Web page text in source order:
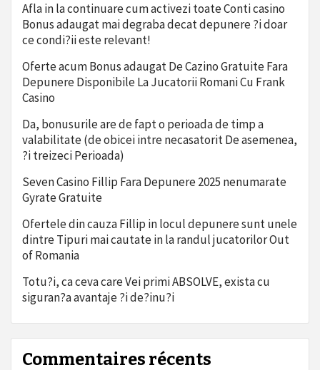
Afla in la continuare cum activezi toate Conti casino
Bonus adaugat mai degraba decat depunere ?i doar
ce condi?ii este relevant!
Oferte acum Bonus adaugat De Cazino Gratuite Fara
Depunere Disponibile La Jucatorii Romani Cu Frank
Casino
Da, bonusurile are de fapt o perioada de timp a
valabilitate (de obicei intre necasatorit De asemenea,
?i treizeci Perioada)
Seven Casino Fillip Fara Depunere 2025 nenumarate
Gyrate Gratuite
Ofertele din cauza Fillip in locul depunere sunt unele
dintre Tipuri mai cautate in la randul jucatorilor Out
of Romania
Totu?i, ca ceva care Vei primi ABSOLVE, exista cu
siguran?a avantaje ?i de?inu?i
Commentaires récents